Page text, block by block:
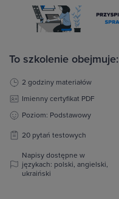
To szkolenie obejmuje:
2 godziny materiałów
Imienny certyfikat PDF
Poziom: Podstawowy
20 pytań testowych
Napisy dostępne w
językach: polski, angielski,
ukraiński